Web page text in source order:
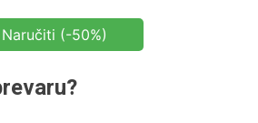
Naručiti (-50%)